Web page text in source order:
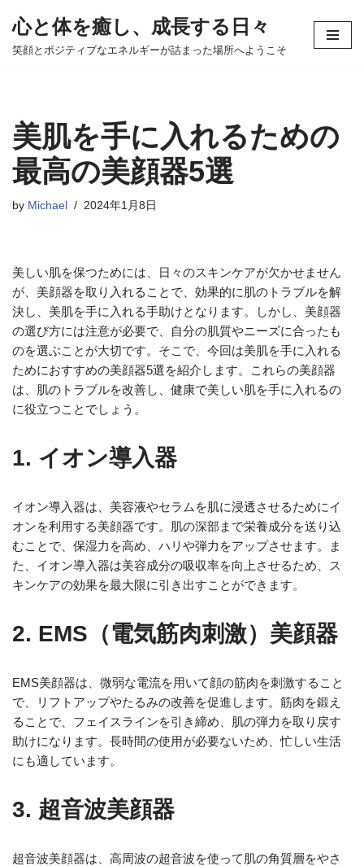
コ
ツ
へ
ス
キ
ッ
心と体を癒し、成長する日々
笑顔とポジティブなエネルギーが詰まった場所へようこそ
美肌を手に入れるための
最高の美顔器5選
by Michael 2024年1月8日
美しい肌を保つためには、日々のスキンケアが欠かせません
が、美顔器を取り入れることで、効果的に肌のトラブルを解
決し、美肌を手に入れる手助けとなります。しかし、美顔器
の選び方には注意が必要で、自分の肌質やニーズに合ったも
のを選ぶことが大切です。そこで、今回は美肌を手に入れる
ためにおすすめの美顔器5選を紹介します。これらの美顔器
は、肌のトラブルを改善し、健康で美しい肌を手に入れるの
に役立つことでしょう。
1. イオン導入器
イオン導入器は、美容液やセラムを肌に浸透させるためにイ
オンを利用する美顔器です。肌の深部まで栄養成分を送り込
むことで、保湿力を高め、ハリや弾力をアップさせます。ま
た、イオン導入器は美容成分の吸収率を向上させるため、ス
キンケアの効果を最大限に引き出すことができます。
2. EMS（電気筋肉刺激）美顔器
EMS美顔器は、微弱な電流を用いて顔の筋肉を刺激すること
で、リフトアップやたるみの改善を促進します。筋肉を鍛え
ることで、フェイスラインを引き締め、肌の弾力を取り戻す
助けになります。長時間の使用が必要ないため、忙しい生活
にも適しています。
3. 超音波美顔器
超音波美顔器は、高周波の超音波を使って肌の角質層をやさ